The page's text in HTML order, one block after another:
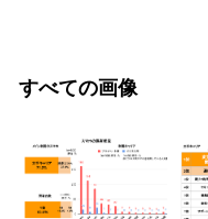
すべての画像